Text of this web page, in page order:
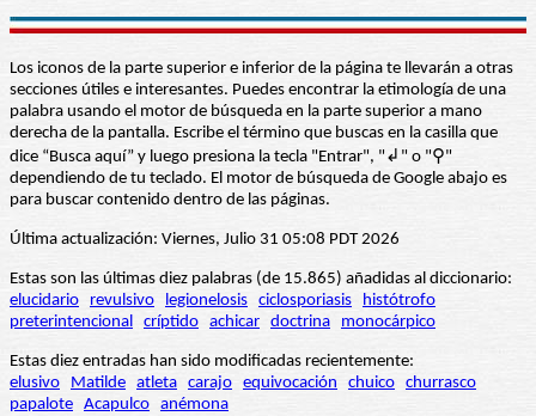
Los iconos de la parte superior e inferior de la página te llevarán a otras
secciones útiles e interesantes. Puedes encontrar la etimología de una
palabra usando el motor de búsqueda en la parte superior a mano
derecha de la pantalla. Escribe el término que buscas en la casilla que
dice “Busca aquí” y luego presiona la tecla "Entrar", "↲" o "⚲"
dependiendo de tu teclado. El motor de búsqueda de Google abajo es
para buscar contenido dentro de las páginas.
Última actualización: Viernes, Julio 31 05:08 PDT 2026
Estas son las últimas diez palabras (de 15.865) añadidas al diccionario:
elucidario
revulsivo legionelosis ciclosporiasis
histótrofo
preterintencional críptido achicar doctrina monocárpico
Estas diez entradas han sido modificadas recientemente:
elusivo
Matilde atleta carajo equivocación chuico churrasco
papalote Acapulco anémona